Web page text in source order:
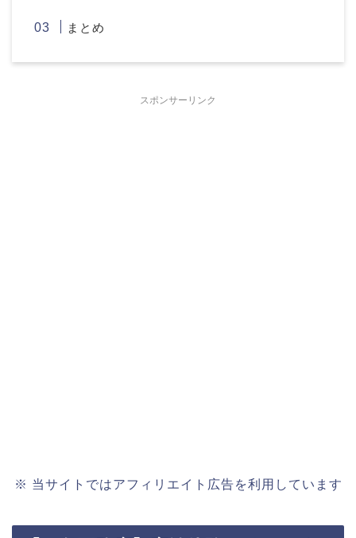
まとめ
スポンサーリンク
※ 当サイトではアフィリエイト広告を利用しています